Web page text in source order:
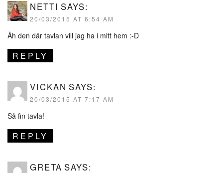
NETTI SAYS:
20/03/2015 AT 6:54 AM
Åh den där tavlan vill jag ha i mitt hem :-D
REPLY
VICKAN SAYS:
20/03/2015 AT 7:17 AM
Så fin tavla!
REPLY
GRETA SAYS: